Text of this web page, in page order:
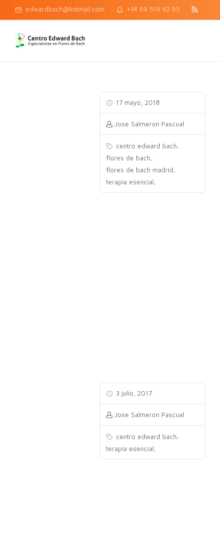
edwardbach@hotmail.com +34 69 519 62 95
17 mayo, 2018
Jose Salmeron Pascual
centro edward bach,
flores de bach
flores de bach madrid
terapia esencial
3 julio, 2017
Jose Salmeron Pascual
centro edward bach,
terapia esencial